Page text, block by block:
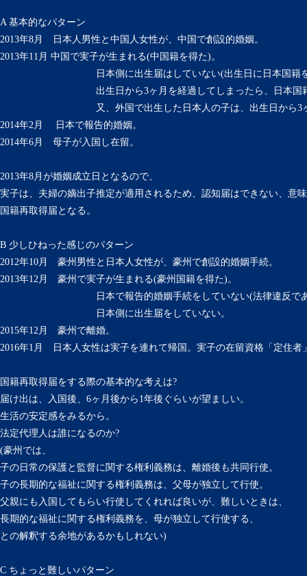
A 基本的なパターン
2013年8月 日本人男性と中国人女性が、中国で創設的婚姻。
2013年11月 中国で実子が生まれる(中国籍を得た)。
日本側に出生届はしていない(出生日に日本国籍を得る
出生日から3ヶ月を経過してしまったら、日本国籍を
又、外国で出生した日本人の子は、出生日から3ヶ月経
2014年2月 日本で報告的婚姻。
2014年6月 母子が入国し在留。
2013年8月が婚姻成立日となるので、
実子は、夫婦の嫡出子推定が適用されるため、認知届はできない、意
国籍再取得届となる。
B 少しひねった感じのパターン
2012年10月 豪州男性と日本人女性が、豪州で創設的婚姻手続。
2013年12月 豪州で実子が生まれる(豪州国籍を得た)。
日本で報告的婚姻手続をしていない(法律違反であ
日本側に出生届をしていない。
2015年12月 豪州で離婚。
2016年1月 日本人女性は実子を連れて帰国。実子の在留資格「定住者
国籍再取得届をする際の基本的な考えは?
届け出は、入国後、6ヶ月後から1年後ぐらいが望ましい。
生活の安定感をみるから。
法定代理人は誰になるのか?
(豪州では、
子の日常の保護と監督に関する権利義務は、離婚後も共同行使。
子の長期的な福祉に関する権利義務は、父母が独立して行使。
父親にも入国してもらい行使してくれれば良いが、難しいときは、
長期的な福祉に関する権利義務を、母が独立して行使する、
との解釈する余地があるかもしれない)
C ちょっと難しいパターン